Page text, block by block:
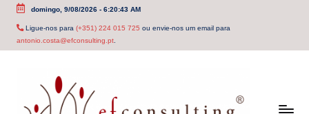
Skip
domingo, 9/08/2026- 6:20:43 AM
Ligue-nos para (+351) 224 015 725 ou envie-nos um email para
antonio.costa@efconsulting.pt.